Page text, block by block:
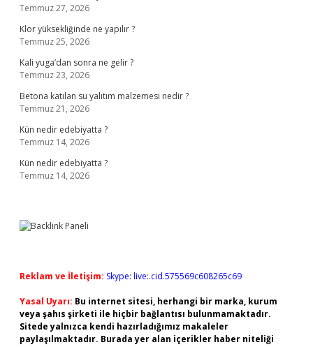
Temmuz 27, 2026
Klor yüksekliğinde ne yapılır ?
Temmuz 25, 2026
Kali yuga’dan sonra ne gelir ?
Temmuz 23, 2026
Betona katılan su yalıtım malzemesi nedir ?
Temmuz 21, 2026
Kün nedir edebiyatta ?
Temmuz 14, 2026
Kün nedir edebiyatta ?
Temmuz 14, 2026
Reklam ve İletişim: Skype: live:.cid.575569c608265c69
Yasal Uyarı: Bu internet sitesi, herhangi bir marka, kurum
veya şahıs şirketi ile hiçbir bağlantısı bulunmamaktadır.
Sitede yalnızca kendi hazırladığımız makaleler
paylaşılmaktadır. Burada yer alan içerikler haber niteliği